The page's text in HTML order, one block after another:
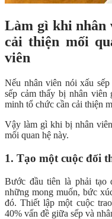
Làm gì khi nhân
cải thiện mối
viên
Nếu nhân viên nói xấu
sếp cảm thấy bị nhân viên
minh tổ chức cần cải thiện
Vậy làm gì khi bị nhân
mối quan hệ này.
1. Tạo một cuộc đối
Bước đầu tiên là phải tạo
những mong muốn, bức
đó. Thiết lập một cuộc
40% vấn đề giữa sếp và